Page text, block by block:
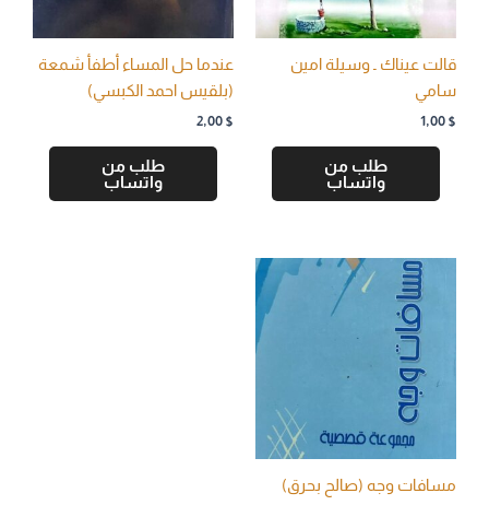
قالت عيناك ـ وسيلة امين
سامي
1,00 $
طلب من
واتساب
عندما حل المساء أطفأ شمعة
(بلقيس احمد الكبسي)
2,00 $
طلب من
واتساب
مسافات وجه (صالح بحرق)